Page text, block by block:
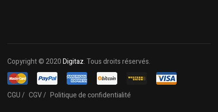
Copyright © 2020Digitaz. Tous droits réservés.
CGU / CGV / Politique de confidentialité